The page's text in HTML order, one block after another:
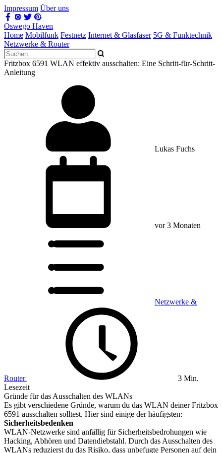
Impressum Über uns
Oswego Haven
Home Mobilfunk Festnetz Internet & Glasfaser 5G & Funktechnik
Netzwerke & Router
Fritzbox 6591 WLAN effektiv ausschalten: Eine Schritt-für-Schritt-
Anleitung
Lukas Fuchs
vor 3 Monaten
Netzwerke &
Router
3 Min.
Lesezeit
Gründe für das Ausschalten des WLANs
Es gibt verschiedene Gründe, warum du das WLAN deiner Fritzbox
6591 ausschalten solltest. Hier sind einige der häufigsten:
Sicherheitsbedenken
WLAN-Netzwerke sind anfällig für Sicherheitsbedrohungen wie
Hacking, Abhören und Datendiebstahl. Durch das Ausschalten des
WLANs reduzierst du das Risiko, dass unbefugte Personen auf dein